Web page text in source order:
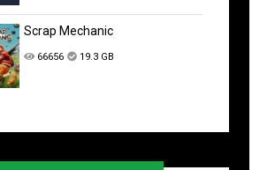
Scrap Mechanic
66656 19.3 GB